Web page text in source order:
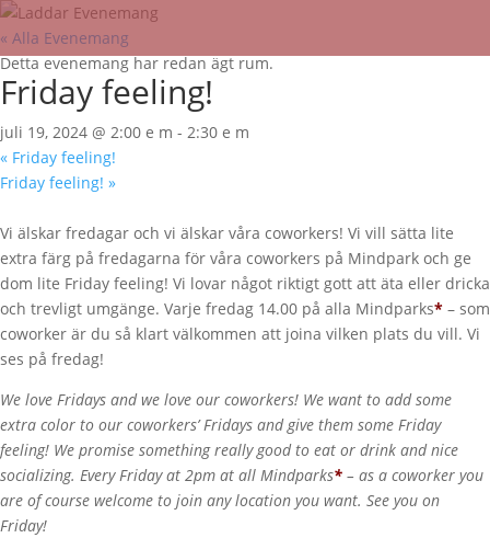
« Alla Evenemang
Detta evenemang har redan ägt rum.
Friday feeling!
juli 19, 2024 @ 2:00 e m - 2:30 e m
« Friday feeling!
Friday feeling! »
Vi älskar fredagar och vi älskar våra coworkers! Vi vill sätta lite
extra färg på fredagarna för våra coworkers på Mindpark och ge
dom lite Friday feeling! Vi lovar något riktigt gott att äta eller dricka
och trevligt umgänge. Varje fredag 14.00 på alla Mindparks* – som
coworker är du så klart välkommen att joina vilken plats du vill. Vi
ses på fredag!
We love Fridays and we love our coworkers! We want to add some
extra color to our coworkers’ Fridays and give them some Friday
feeling! We promise something really good to eat or drink and nice
socializing. Every Friday at 2pm at all Mindparks* – as a coworker you
are of course welcome to join any location you want. See you on
Friday!